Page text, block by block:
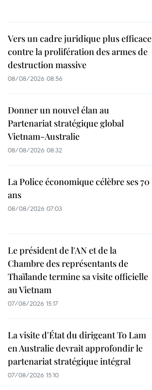
Vers un cadre juridique plus efficace
contre la prolifération des armes de
destruction massive
08/08/2026 08:56
Donner un nouvel élan au
Partenariat stratégique global
Vietnam-Australie
08/08/2026 08:32
La Police économique célèbre ses 70
ans
08/08/2026 07:03
Le président de l'AN et de la
Chambre des représentants de
Thaïlande termine sa visite officielle
au Vietnam
07/08/2026 15:17
La visite d'État du dirigeant To Lam
en Australie devrait approfondir le
partenariat stratégique intégral
07/08/2026 15:10